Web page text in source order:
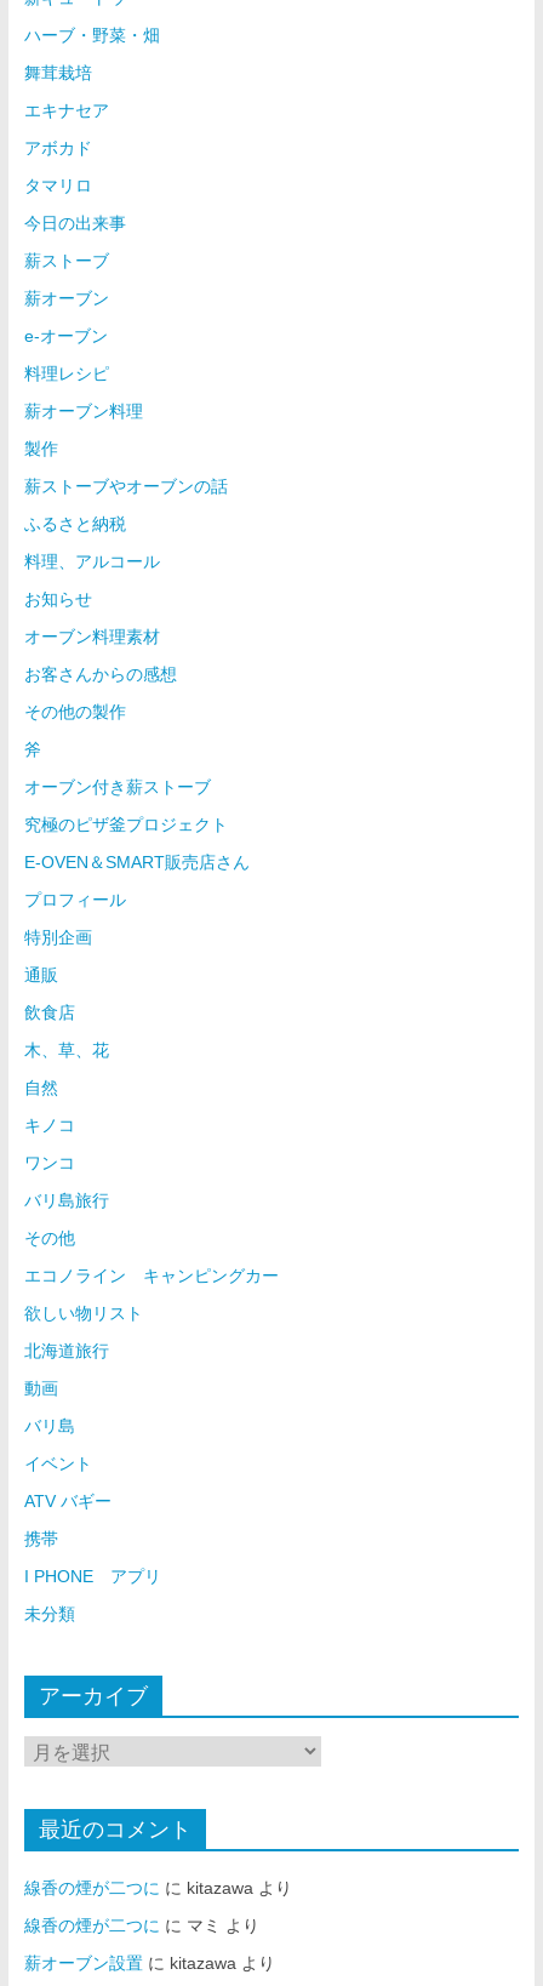
ハーブ・野菜・畑
舞茸栽培
エキナセア
アボカド
タマリロ
今日の出来事
薪ストーブ
薪オーブン
e-オーブン
料理レシピ
薪オーブン料理
製作
薪ストーブやオーブンの話
ふるさと納税
料理、アルコール
お知らせ
オーブン料理素材
お客さんからの感想
その他の製作
斧
オーブン付き薪ストーブ
究極のピザ釜プロジェクト
E-OVEN＆SMART販売店さん
プロフィール
特別企画
通販
飲食店
木、草、花
自然
キノコ
ワンコ
バリ島旅行
その他
エコノライン キャンピングカー
欲しい物リスト
北海道旅行
動画
バリ島
イベント
ATV バギー
携帯
I PHONE アプリ
未分類
アーカイブ
最近のコメント
線香の煙が二つに に kitazawa より
線香の煙が二つに に マミ
より
薪オーブン設置に kitazawa より